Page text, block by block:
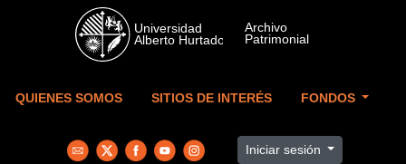
Skip to main content
QUIENES SOMOS SITIOS DE INTERÉS FONDOS
Iniciar sesión